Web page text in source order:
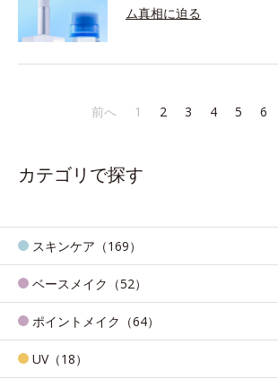
ム真相に迫る
前へ 1 2 3 4 5 6
カテゴリで探す
スキンケア（169）
ベースメイク（52）
ポイントメイク（64）
UV（18）